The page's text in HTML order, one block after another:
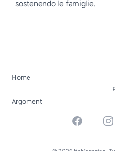
sostenendo le famiglie.
Home
Argomenti
Facebook